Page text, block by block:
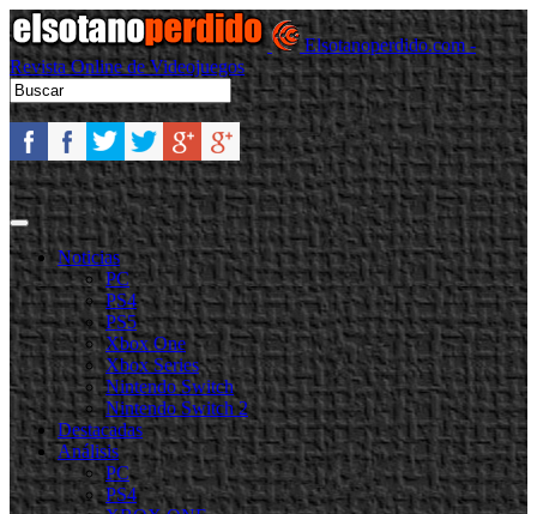
Elsotanoperdido.com -
Revista Online de Videojuegos
Noticias
PC
PS4
PS5
Xbox One
Xbox Series
Nintendo Switch
Nintendo Switch 2
Destacadas
Análisis
PC
PS4